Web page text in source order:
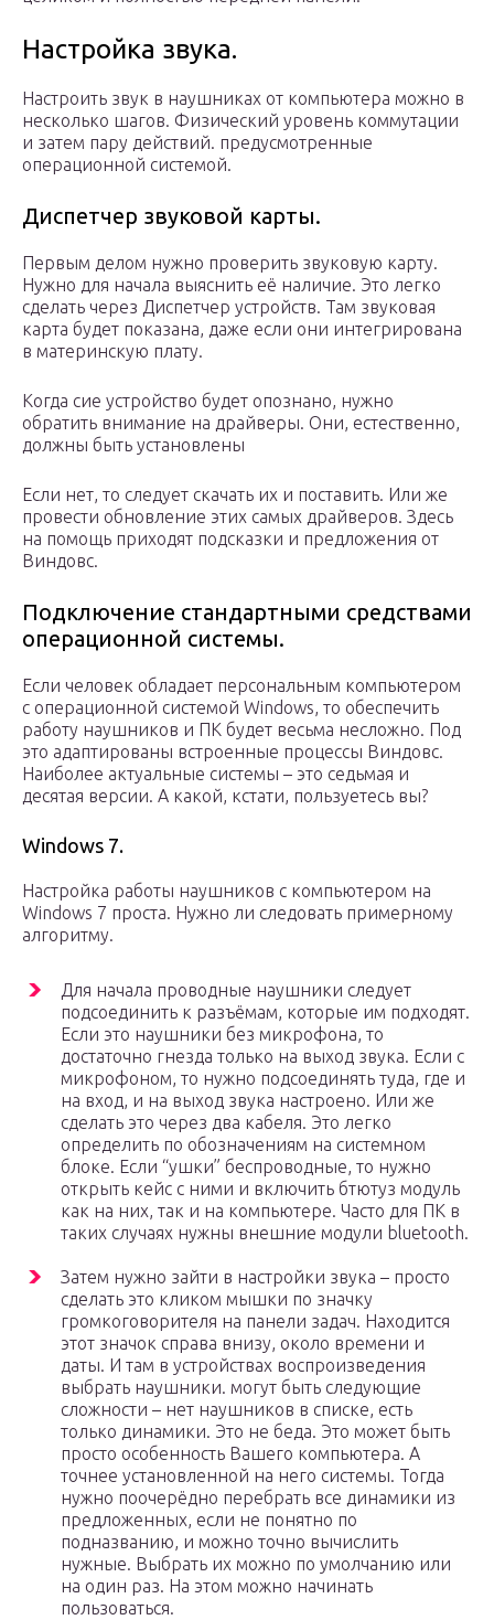
Настройка звука.
Настроить звук в наушниках от компьютера можно в
несколько шагов. Физический уровень коммутации
и затем пару действий. предусмотренные
операционной системой.
Диспетчер звуковой карты.
Первым делом нужно проверить звуковую карту.
Нужно для начала выяснить её наличие. Это легко
сделать через Диспетчер устройств. Там звуковая
карта будет показана, даже если они интегрирована
в материнскую плату.
Когда сие устройство будет опознано, нужно
обратить внимание на драйверы. Они, естественно,
должны быть установлены
Если нет, то следует скачать их и поставить. Или же
провести обновление этих самых драйверов. Здесь
на помощь приходят подсказки и предложения от
Виндовс.
Подключение стандартными средствами
операционной системы.
Если человек обладает персональным компьютером
с операционной системой Windows, то обеспечить
работу наушников и ПК будет весьма несложно. Под
это адаптированы встроенные процессы Виндовс.
Наиболее актуальные системы – это седьмая и
десятая версии. А какой, кстати, пользуетесь вы?
Windows 7.
Настройка работы наушников с компьютером на
Windows 7 проста. Нужно ли следовать примерному
алгоритму.
Для начала проводные наушники следует
подсоединить к разъёмам, которые им подходят.
Если это наушники без микрофона, то
достаточно гнезда только на выход звука. Если с
микрофоном, то нужно подсоединять туда, где и
на вход, и на выход звука настроено. Или же
сделать это через два кабеля. Это легко
определить по обозначениям на системном
блоке. Если “ушки” беспроводные, то нужно
открыть кейс с ними и включить бтютуз модуль
как на них, так и на компьютере. Часто для ПК в
таких случаях нужны внешние модули bluetooth.
Затем нужно зайти в настройки звука – просто
сделать это кликом мышки по значку
громкоговорителя на панели задач. Находится
этот значок справа внизу, около времени и
даты. И там в устройствах воспроизведения
выбрать наушники. могут быть следующие
сложности – нет наушников в списке, есть
только динамики. Это не беда. Это может быть
просто особенность Вашего компьютера. А
точнее установленной на него системы. Тогда
нужно поочерёдно перебрать все динамики из
предложенных, если не понятно по
подназванию, и можно точно вычислить
нужные. Выбрать их можно по умолчанию или
на один раз. На этом можно начинать
пользоваться.